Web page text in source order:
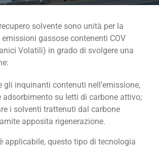
solvente sono unità per la
gassose contenenti COV
Volatili) in grado di svolgere una
gli inquinanti contenuti nell’emissione,
adsorbimento su letti di carbone attivo;
i solventi trattenuti dal carbone
apposita rigenerazione.
applicabile, questo tipo di tecnologia